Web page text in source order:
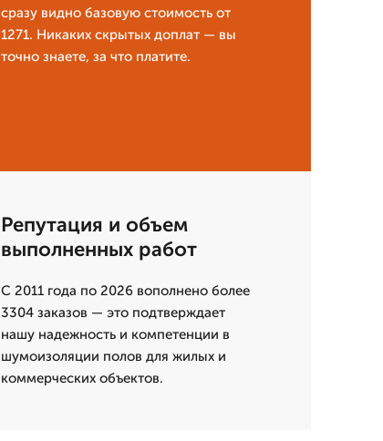
сразу видно базовую стоимость от
1271. Никаких скрытых доплат — вы
точно знаете, за что платите.
Репутация и объем
выполненных работ
С 2011 года по 2026 вополнено более
3304 заказов — это подтверждает
нашу надежность и компетенции в
шумоизоляции полов для жилых и
коммерческих объектов.